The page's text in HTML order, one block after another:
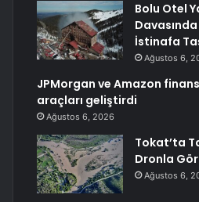
Bolu Otel
İstinafa
Ağustos 6,
JPMorgan ve Amazon
araçları geliştirdi
Ağustos 6, 2026
Tokat’ta
Dronla
Ağustos 6,